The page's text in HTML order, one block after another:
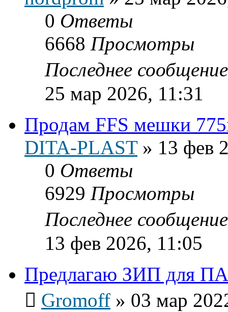
0 Ответы
6668 Просмотры
Последнее
25 мар 2026, 11:31
Продам FFS мешки
DITA-PLAST» 13 фев
0 Ответы
6929 Просмотры
Последнее
13 фев 2026, 11:05
Предлагаю ЗИП для
Gromoff » 03 мар